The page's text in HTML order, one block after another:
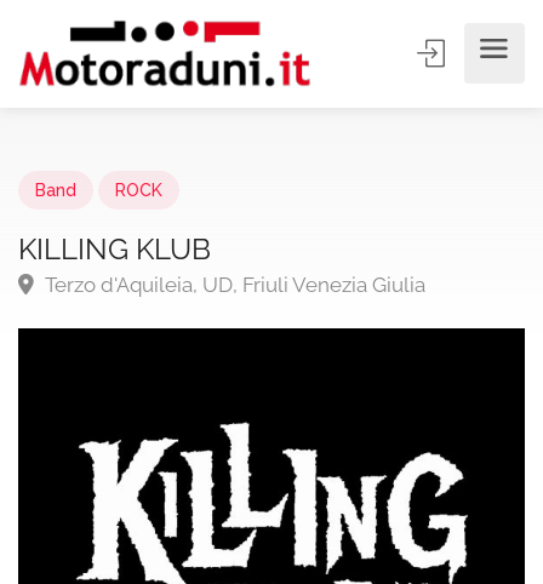
Band ROCK
KILLING KLUB
Terzo d'Aquileia, UD, Friuli Venezia Giulia